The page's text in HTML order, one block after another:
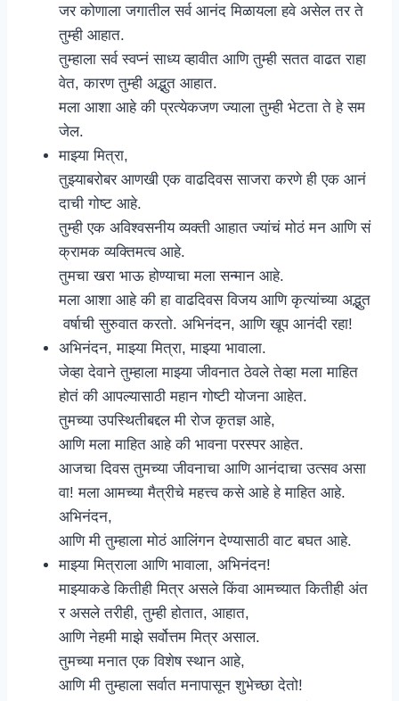
जर कोणाला जगातील सर्व आनंद मिळायला हवे असेल तर ते
तुम्ही आहात.
तुम्हाला सर्व स्वप्नं साध्य व्हावीत आणि तुम्ही सतत वाढत राहा
वेत, कारण तुम्ही अद्भुत आहात.
मला आशा आहे की प्रत्येकजण ज्याला तुम्ही भेटता ते हे सम
जेल.
माझ्या मित्रा,
तुझ्याबरोबर आणखी एक वाढदिवस साजरा करणे ही एक आनं
दाची गोष्ट आहे.
तुम्ही एक अविश्वसनीय व्यक्ती आहात ज्यांचं मोठं मन आणि सं
क्रामक व्यक्तिमत्व आहे.
तुमचा खरा भाऊ होण्याचा मला सन्मान आहे.
मला आशा आहे की हा वाढदिवस विजय आणि कृत्यांच्या अद्भुत
वर्षाची सुरुवात करतो. अभिनंदन, आणि खूप आनंदी रहा!
अभिनंदन, माझ्या मित्रा, माझ्या भावाला.
जेव्हा देवाने तुम्हाला माझ्या जीवनात ठेवले तेव्हा मला माहित
होतं की आपल्यासाठी महान गोष्टी योजना आहेत.
तुमच्या उपस्थितीबद्दल मी रोज कृतज्ञ आहे,
आणि मला माहित आहे की भावना परस्पर आहेत.
आजचा दिवस तुमच्या जीवनाचा आणि आनंदाचा उत्सव असा
वा! मला आमच्या मैत्रीचे महत्त्व कसे आहे हे माहित आहे.
अभिनंदन,
आणि मी तुम्हाला मोठं आलिंगन देण्यासाठी वाट बघत आहे.
माझ्या मित्राला आणि भावाला, अभिनंदन!
माझ्याकडे कितीही मित्र असले किंवा आमच्यात कितीही अंत
र असले तरीही, तुम्ही होतात, आहात,
आणि नेहमी माझे सर्वोत्तम मित्र असाल.
तुमच्या मनात एक विशेष स्थान आहे,
आणि मी तुम्हाला सर्वात मनापासून शुभेच्छा देतो!